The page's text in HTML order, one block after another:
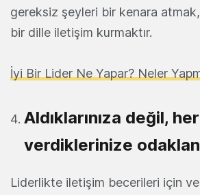
gereksiz şeyleri bir kenara atmak,
bir dille iletişim kurmaktır.
İyi Bir Lider Ne Yapar? Neler
Aldıklarınıza değil,
verdiklerinize
Liderlikte iletişim becerileri için